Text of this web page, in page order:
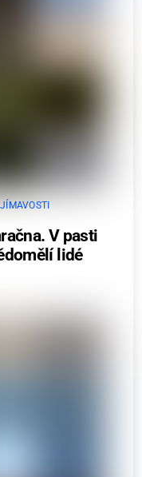
V pasti
lidé